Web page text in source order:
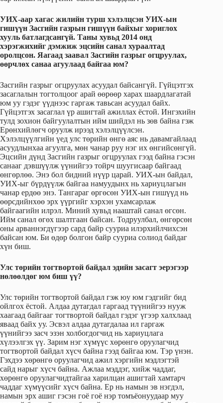
УИХ-аар хагас жилийн турш хэлэлцсэн УИХ-ын
гишүүн Засгийн газрын гишүүн байхыг хориглох
хууль батлагдсангүй. Таны хувьд 2014 онд
хэрэгжихийг дэмжиж эцсийн санал хураалтад
оролцсон. Яагаад заавал Засгийн газрыг огцруулах,
өөрчлөх санаа агуулаад байгаа юм?
Засгийн газрыг огцруулах асуудал байсангүй. Гүйцэтгэх
засаглалын тогтолцоог арай өөрөөр харах шаардлагатай
юм уу гэдэг үүднээс гаргаж тавьсан асуудал байх.
Гүйцэтгэх засаглал үр ашигтай ажиллах ёстой. Ингэхийн
тулд зохион байгуулалтын ийм шийдэл нь зөв байна гэж
Ерөнхийлөгч оруулж ирээд хэлэлцүүлсэн.
Хэлэлцүүлгийн үед улс төрийн өнгө аяс нь давамгайлаад
асуудлынхаа агуулга, мөн чанар руу нэг их өнгийсөнгүй.
Эцсийн дүнд Засгийн газрыг огцруулах гээд байна гэсэн
санааг дэвшүүлж үүнийгээ тойрч шуугисаар байгаад
өнгөрлөө. Энэ бол бидний нүүр царай. УИХ-ын байдал,
УИХ-ыг бүрдүүлж байгаа намуудынх нь хариуцлагын
чанар ердөө энэ. Тангараг өргөсөн УИХ-ын гишүүд нь
өөрсдийнхөө эрх үүргийг хэрхэн ухамсарлаж
байгаагийн илрэл. Миний хувьд нааштай санал өгсөн.
Ийм санал өгөх шалтгаан байсан. Тодруулбал, өнгөрсөн
оны арваннэгдүгээр сард байр сууриа илэрхийлчихсэн
байсан юм. Би өдөр болгон байр сууриа солиод байдаг
хүн биш.
Улс төрийн тогтвортой байдал эдийн засагт эерэгээр
нөлөөлдөг юм биш үү?
Улс төрийн тогтвортой байдал гэж юу юм гэдгийг бид
ойлгох ёстой. Алдаа дутагдал гаргаад түүнийгээ нууж
хаагаад байгааг тогтвортой байдал гэдэг үгээр халхлаад
яваад байх уу. Эсвэл алдаа дутагдалаа ил гаргаж
үүнийгээ засч эзэн холбогдогчид нь хариуцлага
хүлээлгэх үү. Зарим нэг хүмүүс хөрөнгө оруулагчид
тогтвортой байдал хүсч байна гээд байгаа юм. Тэр үнэн.
Гэхдээ хөрөнгө оруулагчид ажил хэргийн мэдлэгтэй
сайд нарыг хүсч байна. Ажлаа мэддэг, хийж чаддаг,
хөрөнгө оруулагчидтайгаа харилцан ашигтай хамтарч
чаддаг хүмүүсийг хүсч байна. Ер нь намын эв нэгдэл,
намын эрх ашиг гэсэн гоё гоё нэр томъёонуудаар муу